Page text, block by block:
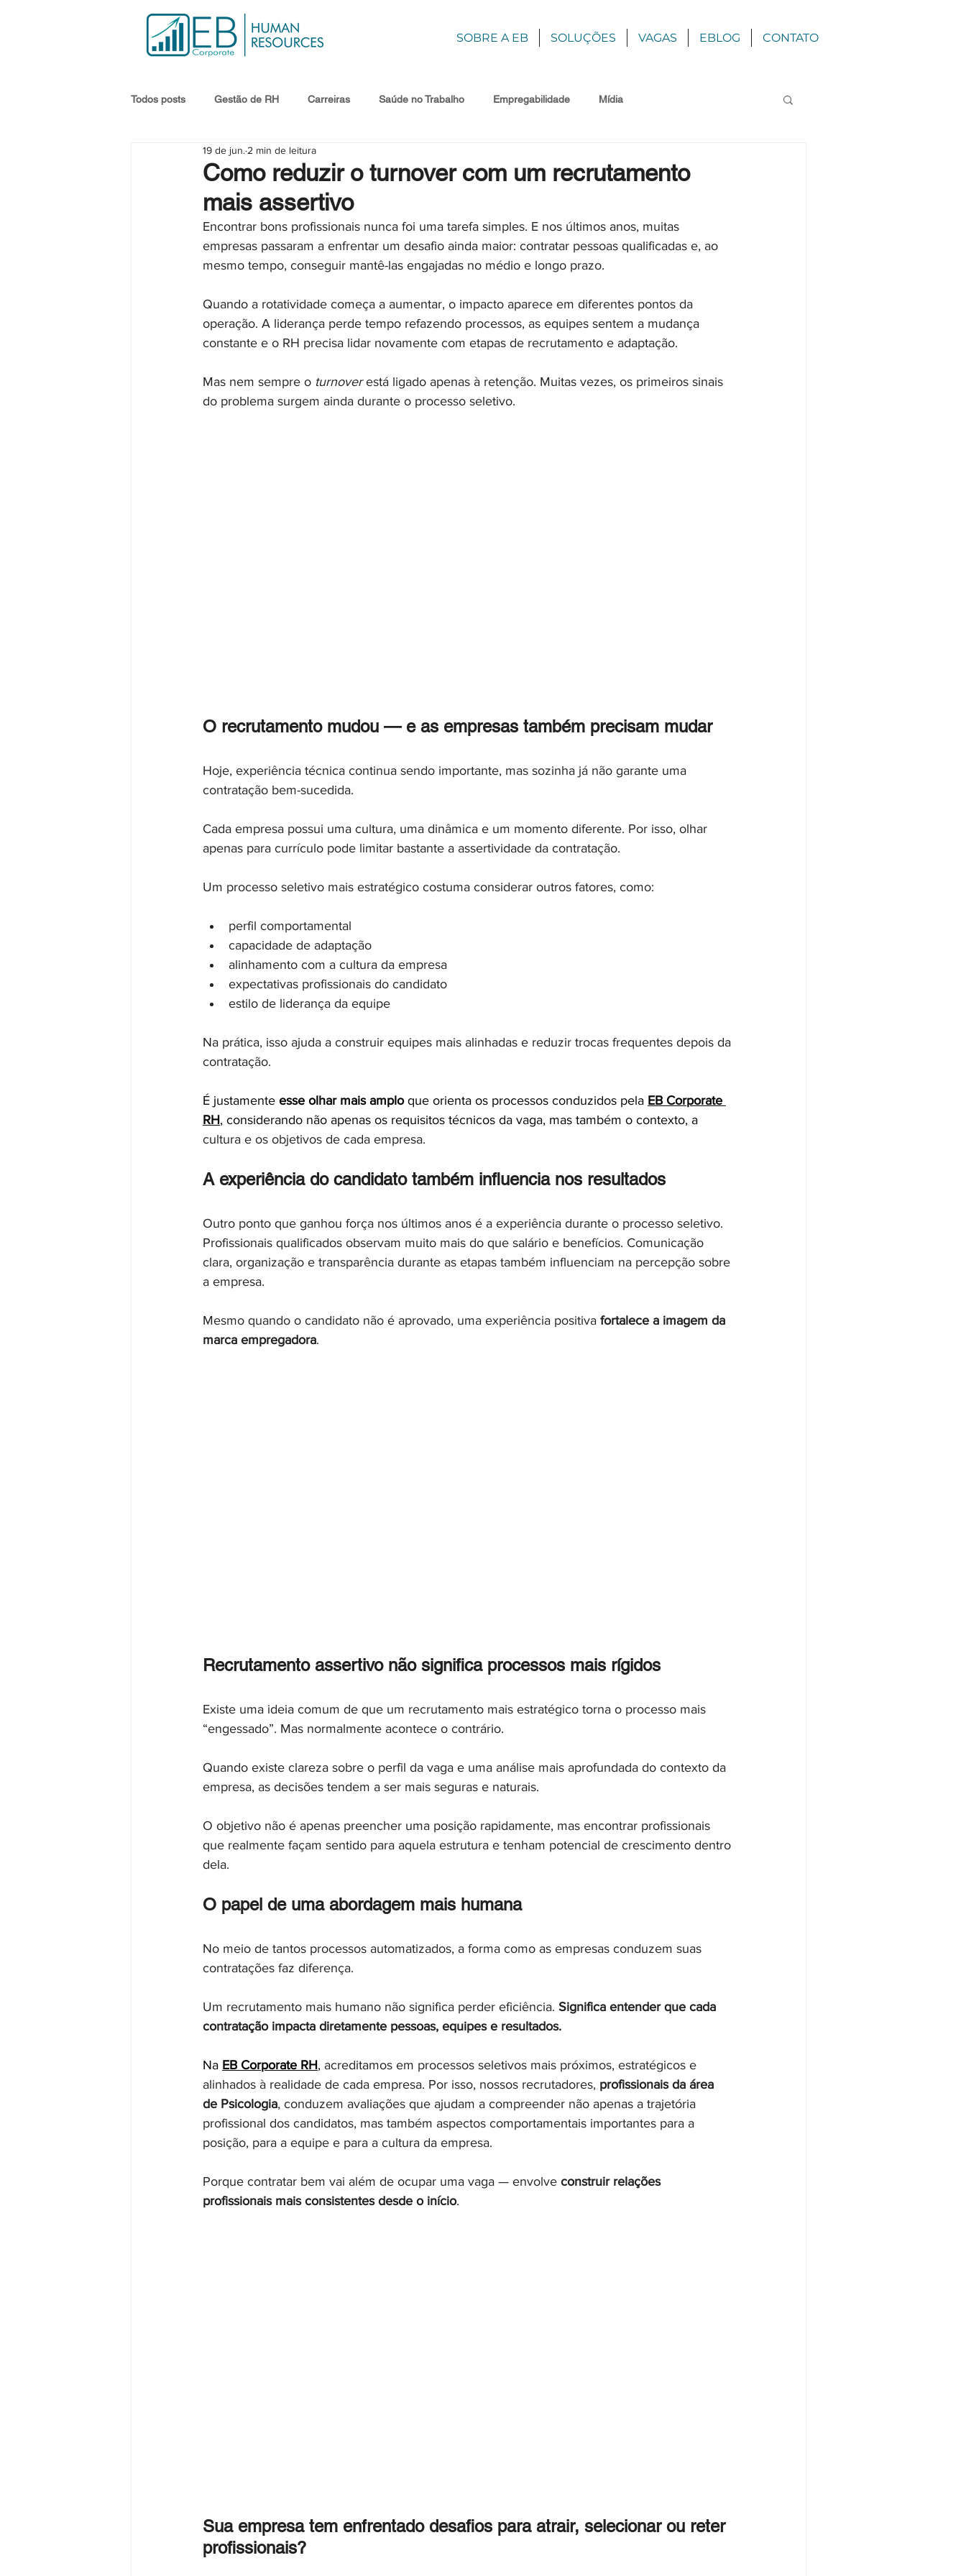
SOBRE A EB SOLUÇÕES VAGAS EBLOG CONTATO
Todos posts Gestão de RH Carreiras Saúde no Trabalho Empregabilidade Mídia
Como reduzir o turnover com um recrutamento
mais assertivo
19 de jun. 2 min de leitura
Encontrar bons profissionais nunca foi uma tarefa simples. E nos últimos anos, muitas
empresas passaram a enfrentar um desafio ainda maior: contratar pessoas qualificadas e, ao
mesmo tempo, conseguir mantê-las engajadas no médio e longo prazo.
Quando a rotatividade começa a aumentar, o impacto aparece em diferentes pontos da
operação. A liderança perde tempo refazendo processos, as equipes sentem a mudança
constante e o RH precisa lidar novamente com etapas de recrutamento e adaptação.
Mas nem sempre o turnover está ligado apenas à retenção. Muitas vezes, os primeiros sinais
do problema surgem ainda durante o processo seletivo.
O recrutamento mudou — e as empresas também precisam mudar
Hoje, experiência técnica continua sendo importante, mas sozinha já não garante uma
contratação bem-sucedida.
Cada empresa possui uma cultura, uma dinâmica e um momento diferente. Por isso, olhar
apenas para currículo pode limitar bastante a assertividade da contratação.
Um processo seletivo mais estratégico costuma considerar outros fatores, como:
perfil comportamental
capacidade de adaptação
alinhamento com a cultura da empresa
expectativas profissionais do candidato
estilo de liderança da equipe
Na prática, isso ajuda a construir equipes mais alinhadas e reduzir trocas frequentes depois da
contratação.
É justamente esse olhar mais amplo que orienta os processos conduzidos pela EB Corporate
RH, considerando não apenas os requisitos técnicos da vaga, mas também o contexto, a
cultura e os objetivos de cada empresa.
A experiência do candidato também influencia nos resultados
Outro ponto que ganhou força nos últimos anos é a experiência durante o processo seletivo.
Profissionais qualificados observam muito mais do que salário e benefícios. Comunicação
clara, organização e transparência durante as etapas também influenciam na percepção sobre
a empresa.
Mesmo quando o candidato não é aprovado, uma experiência positiva fortalece a imagem da
marca empregadora.
Recrutamento assertivo não significa processos mais rígidos
Existe uma ideia comum de que um recrutamento mais estratégico torna o processo mais
“engessado”. Mas normalmente acontece o contrário.
Quando existe clareza sobre o perfil da vaga e uma análise mais aprofundada do contexto da
empresa, as decisões tendem a ser mais seguras e naturais.
O objetivo não é apenas preencher uma posição rapidamente, mas encontrar profissionais
que realmente façam sentido para aquela estrutura e tenham potencial de crescimento dentro
dela.
O papel de uma abordagem mais humana
No meio de tantos processos automatizados, a forma como as empresas conduzem suas
contratações faz diferença.
Um recrutamento mais humano não significa perder eficiência. Significa entender que cada
contratação impacta diretamente pessoas, equipes e resultados.
Na EB Corporate RH, acreditamos em processos seletivos mais próximos, estratégicos e
alinhados à realidade de cada empresa. Por isso, nossos recrutadores, profissionais da área
de Psicologia, conduzem avaliações que ajudam a compreender não apenas a trajetória
profissional dos candidatos, mas também aspectos comportamentais importantes para a
posição, para a equipe e para a cultura da empresa.
Porque contratar bem vai além de ocupar uma vaga — envolve construir relações
profissionais mais consistentes desde o início.
Sua empresa tem enfrentado desafios para atrair, selecionar ou reter
profissionais?